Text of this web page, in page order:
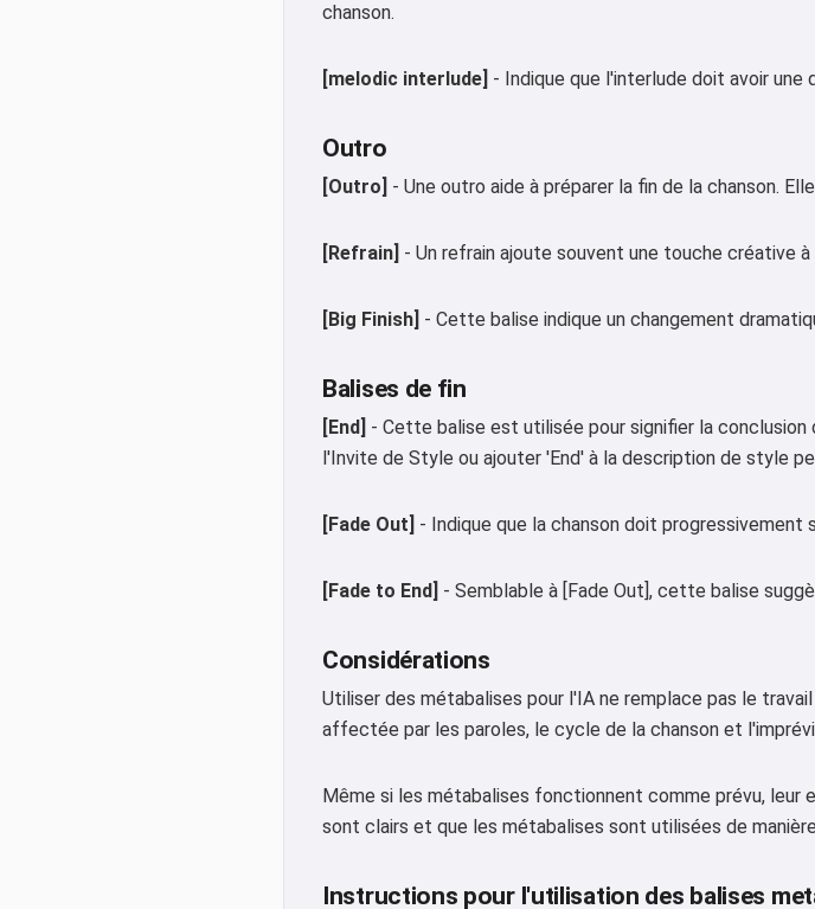
chanson.
[melodic interlude] - Indique que l'interlude doit avoir une
Outro
[Outro] - Une outro aide à préparer la fin de la chanson.
[Refrain] - Un refrain ajoute souvent une touche créative à
[Big Finish] - Cette balise indique un changement
Balises de fin
[End] - Cette balise est utilisée pour signifier la
l'Invite de Style ou ajouter 'End' à la description de style
[Fade Out] - Indique que la chanson doit progressivement
[Fade to End] - Semblable à [Fade Out], cette balise
Considérations
Utiliser des métabalises pour l'IA ne remplace pas le
affectée par les paroles, le cycle de la chanson et
Même si les métabalises fonctionnent comme prévu,
sont clairs et que les métabalises sont utilisées de
Instructions pour l'utilisation des balises
Je peux créer des
Essayez